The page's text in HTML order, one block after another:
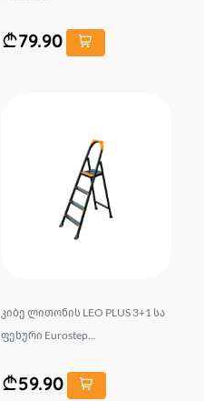
79.90
კიბე ლითონის LEO PLUS 3+1 სა
ფეხური Eurostep...
59.90